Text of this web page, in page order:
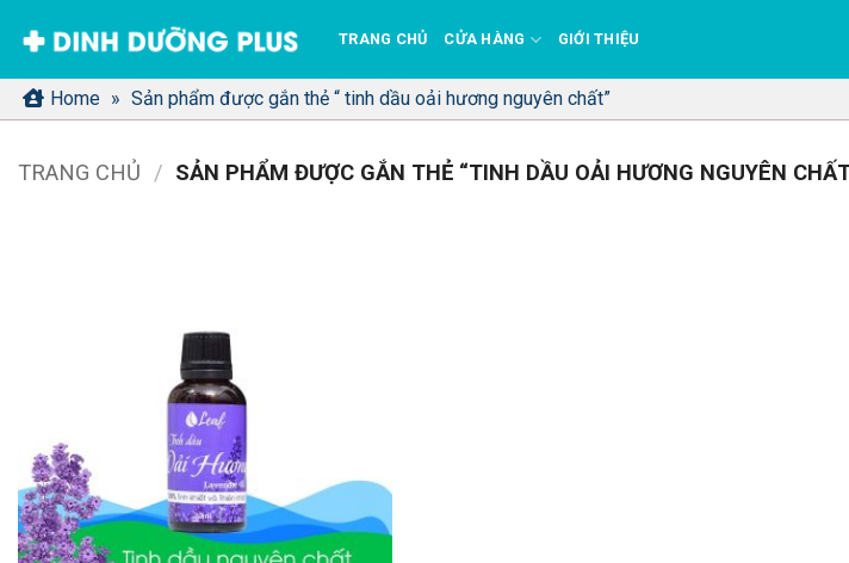
qua
nội
dung
TRANG CHỦ CỬA HÀNG GIỚI THIỆU
Home » Sản phẩm được gắn thẻ “ tinh dầu oải hương nguyên chất”
TRANG CHỦ / SẢN PHẨM ĐƯỢC GẮN THẺ “TINH DẦU OẢI HƯƠNG NGUYÊN